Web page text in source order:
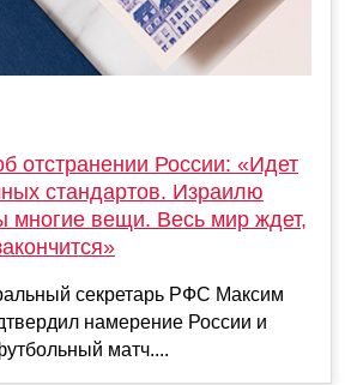
отстранении России: «Идет
стандартов. Израилю
многие вещи. Весь мир ждет,
секретарь РФС Максим
намерение России и
матч....